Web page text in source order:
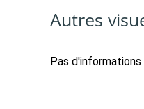
Autres
Pas d'informations